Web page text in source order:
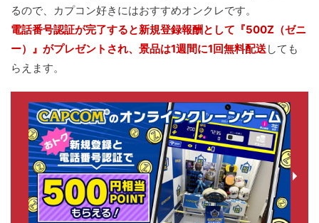
るので、カプコン好きにはおすすめオンクレです。
電話番号認証が完了すると新規登録報酬として『500Z（ゼニ
ー）』がプレゼントされ、景品は1週間に1回無料配送しても
らえます。